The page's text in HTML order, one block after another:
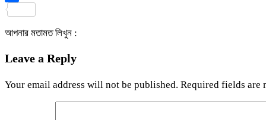
আপনার মতামত লিখুন :
Leave a Reply
Your email address will not be published. Required fields are